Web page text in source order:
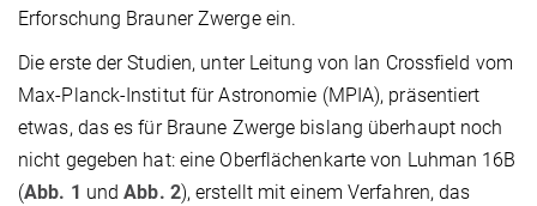
Erforschung Brauner Zwerge ein.
Die erste der Studien, unter Leitung von Ian Crossfield vom
Max-Planck-Institut für Astronomie (MPIA), präsentiert
etwas, das es für Braune Zwerge bislang überhaupt noch
nicht gegeben hat: eine Oberflächenkarte von Luhman 16B
(Abb. 1 undAbb. 2), erstellt mit einem Verfahren, das